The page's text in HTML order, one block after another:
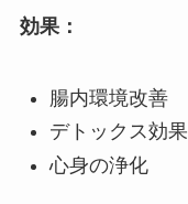
効果：
腸内環境改善
デトックス効果
心身の浄化